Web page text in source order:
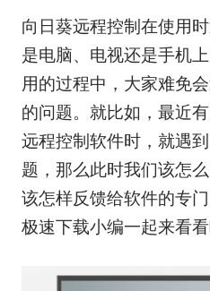
向日葵远程控制在使用
是电脑、电视还是手机
用的过程中，大家难免
的问题。就比如，最近
远程控制软件时，就遇
题，那么此时我们该怎
该怎样反馈给软件的专
极速下载小编一起来看看